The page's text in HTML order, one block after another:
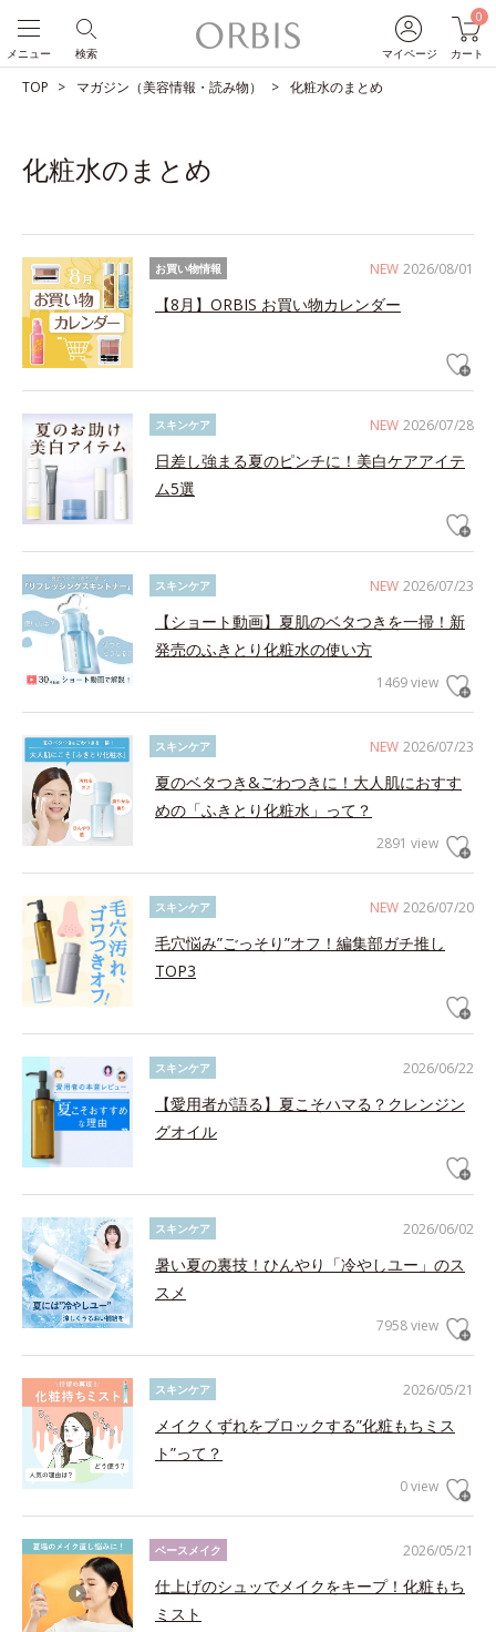
マイページ
0
カート
検索
メニュー
TOP マガジン（美容情報・読み物） 化粧水のまとめ
化粧水のまとめ
NEW 2026/08/01
お買い物情報
【8月】ORBIS お買い物カレンダー
NEW 2026/07/28
スキンケア
日差し強まる夏のピンチに！美白ケアアイテ
ム5選
NEW 2026/07/23
スキンケア
【ショート動画】夏肌のベタつきを一掃！新
発売のふきとり化粧水の使い方
1469 view
NEW 2026/07/23
スキンケア
夏のベタつき&ごわつきに！大人肌におすす
めの「ふきとり化粧水」って？
2891 view
NEW 2026/07/20
スキンケア
毛穴悩み”ごっそり”オフ！編集部ガチ推し
TOP3
2026/06/22
スキンケア
【愛用者が語る】夏こそハマる？クレンジン
グオイル
2026/06/02
スキンケア
暑い夏の裏技！ひんやり「冷やしユー」のス
スメ
7958 view
2026/05/21
スキンケア
メイクくずれをブロックする”化粧もちミス
ト”って？
0 view
2026/05/21
ベースメイク
仕上げのシュッでメイクをキープ！化粧もち
ミスト